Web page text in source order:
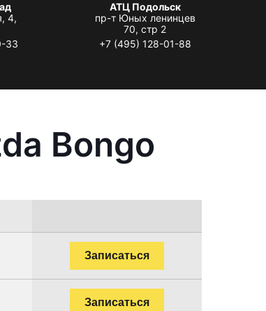
4,
33
АТЦ Подольск
пр-т Юных ленинцев
70, стр 2
+7 (495) 128-01-88
Bongo
Записаться
Записаться